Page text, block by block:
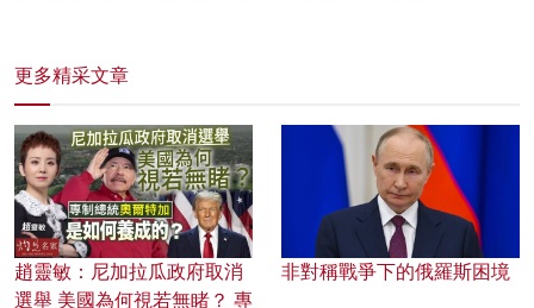
更多精采文章
趙靈敏：尼加拉瓜政府取消
選舉 美國為何視若無睹？ 專
非對稱戰爭下的俄羅斯困境